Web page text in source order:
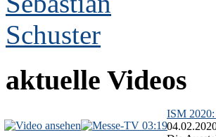
aktuelle Videos
03:19
ISM 2020: